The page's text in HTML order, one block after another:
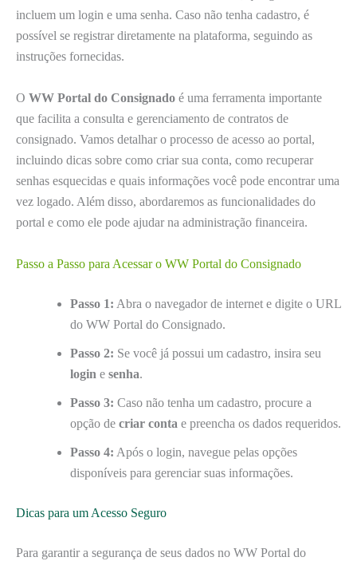
incluem um login e uma senha. Caso não tenha cadastro, é
possível se registrar diretamente na plataforma, seguindo as
instruções fornecidas.
O WW Portal do Consignado é uma ferramenta importante
que facilita a consulta e gerenciamento de contratos de
consignado. Vamos detalhar o processo de acesso ao portal,
incluindo dicas sobre como criar sua conta, como recuperar
senhas esquecidas e quais informações você pode encontrar uma
vez logado. Além disso, abordaremos as funcionalidades do
portal e como ele pode ajudar na administração financeira.
Passo a Passo para Acessar o WW Portal do Consignado
Passo 1: Abra o navegador de internet e digite o URL
do WW Portal do Consignado.
Passo 2: Se você já possui um cadastro, insira seu
login e senha.
Passo 3: Caso não tenha um cadastro, procure a
opção de criar conta e preencha os dados requeridos.
Passo 4: Após o login, navegue pelas opções
disponíveis para gerenciar suas informações.
Dicas para um Acesso Seguro
Para garantir a segurança de seus dados no WW Portal do